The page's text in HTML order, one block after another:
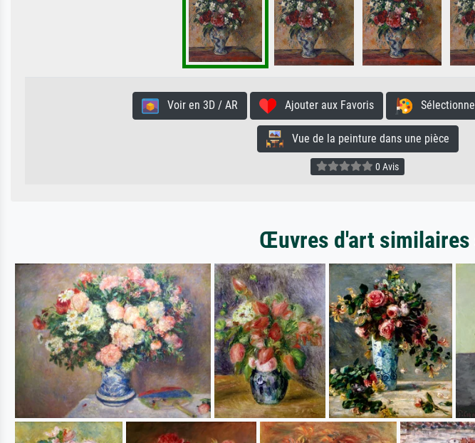
Voir en 3D / AR Ajouter aux Favoris
Vue de la peinture dans une pièce
0 Avis
Œuvres d'art similaires